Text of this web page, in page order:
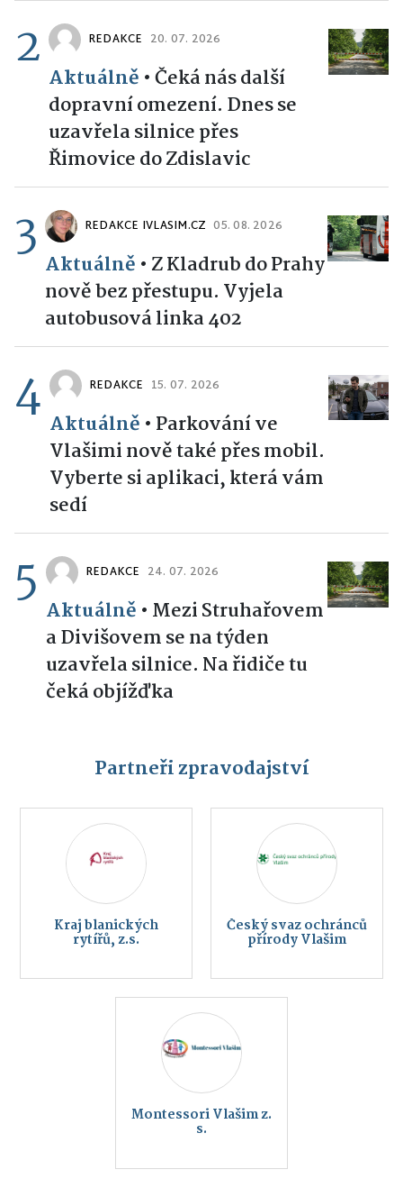
2 REDAKCE 20. 07. 2026
Aktuálně •Čeká nás další
dopravní omezení. Dnes se
uzavřela silnice přes
Řimovice do Zdislavic
3 REDAKCE IVLASIM.CZ 05. 08. 2026
Aktuálně • Z Kladrub do Prahy
nově bez přestupu. Vyjela
autobusová linka 402
4 REDAKCE 15. 07. 2026
Aktuálně • Parkování ve
Vlašimi nově také přes mobil.
Vyberte si aplikaci, která vám
sedí
5 REDAKCE 24. 07. 2026
Aktuálně • Mezi Struhařovem
a Divišovem se na týden
uzavřela silnice. Na řidiče tu
čeká objížďka
Partneři zpravodajství
Kraj blanických
rytířů, z.s.
Český svaz ochránců
přírody Vlašim
Montessori Vlašim z.
s.